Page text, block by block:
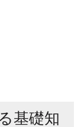
基礎知